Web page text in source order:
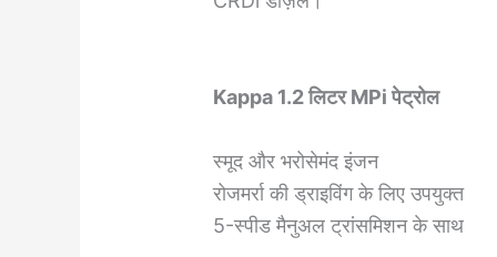
Kappa 1.2 लिटर MPi पेट्रोल
स्मूद और भरोसेमंद इंजन
रोजमर्रा की ड्राइविंग के लिए उपयुक्त
5-स्पीड मैनुअल ट्रांसमिशन के साथ